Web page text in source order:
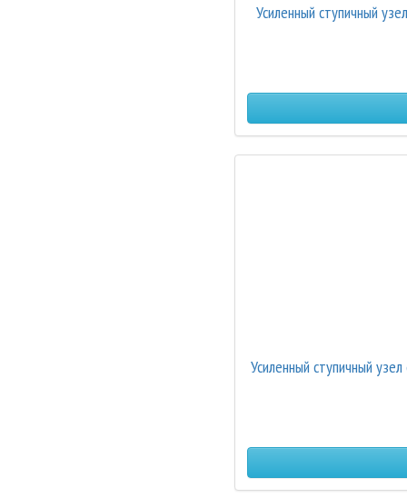
Усиленный ступичный
Усиленный ступичный